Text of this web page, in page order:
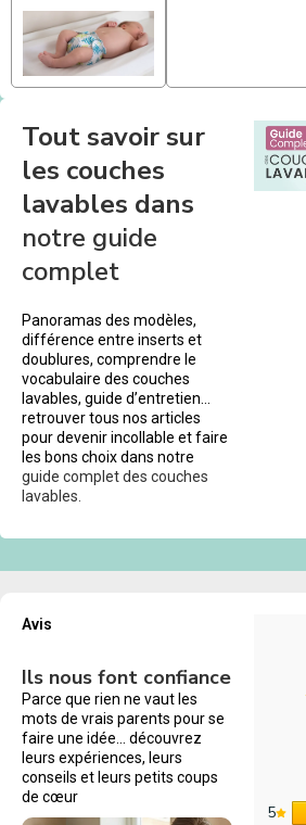
Tout savoir sur
les couches
lavables dans
notre guide
complet
Panoramas des modèles,
différence entre inserts et
doublures, comprendre le
vocabulaire des couches
lavables, guide d’entretien…
retrouver tous nos articles
pour devenir incollable et faire
les bons choix dans notre
guide complet des couches
lavables.
Avis
Ils nous font confiance
Parce que rien ne vaut les
mots de vrais parents pour se
faire une idée… découvrez
leurs expériences, leurs
conseils et leurs petits coups
de cœur
5